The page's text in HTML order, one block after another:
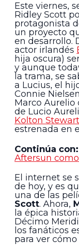
Este viernes,
Ridley Scott
protagonista
un proyecto
en desarrollo.
actor irlandés
hija oscura)
y aunque
la trama, se
a Lucius, el
Connie
Marco Aurelio
de Lucio
Kolton Stewart
estrenada en
Continúa con:
Aftersun
El internet se
de hoy, y es
una de las
Scott. Ahora,
la épica
Décimo
los fanáticos
para ver